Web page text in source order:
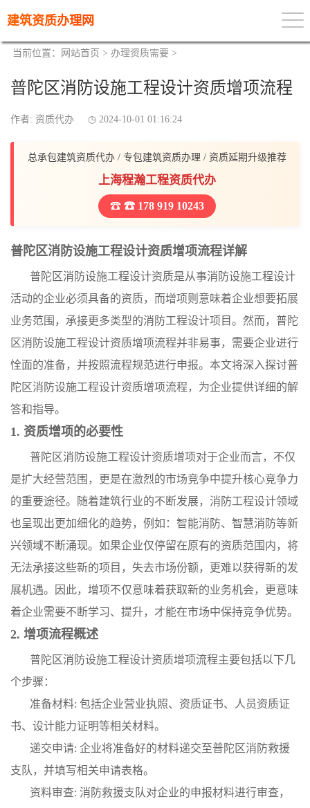
建筑资质办理网
当前位置： 网站首页 > 办理资质需要 >
普陀区消防设施工程设计资质增项流程
作者: 资质代办 2024-10-01 01:16:24
总承包建筑资质代办 / 专包建筑资质办理 / 资质延期升级推荐
上海程瀚工程资质代办
☎ 178 919 10243
普陀区消防设施工程设计资质增项流程详解
普陀区消防设施工程设计资质是从事消防设施工程设计
活动的企业必须具备的资质，而增项则意味着企业想要拓展
业务范围，承接更多类型的消防工程设计项目。然而，普陀
区消防设施工程设计资质增项流程并非易事，需要企业进行
恮面的准备，并按照流程规范进行申报。本文将深入探讨普
陀区消防设施工程设计资质增项流程，为企业提供详细的解
答和指导。
1. 资质增项的必要性
普陀区消防设施工程设计资质增项对于企业而言，不仅
是扩大经营范围，更是在激烈的市场竞争中提升核心竞争力
的重要途径。随着建筑行业的不断发展，消防工程设计领域
也呈现出更加细化的趋势，例如：智能消防、智慧消防等新
兴领域不断涌现。如果企业仅停留在原有的资质范围内，将
无法承接这些新的项目，失去市场份额，更难以获得新的发
展机遇。因此，增项不仅意味着获取新的业务机会，更意味
着企业需要不断学习、提升，才能在市场中保持竞争优势。
2. 增项流程概述
普陀区消防设施工程设计资质增项流程主要包括以下几
个步骤：
准备材料: 包括企业营业执照、资质证书、人员资质证
书、设计能力证明等相关材料。
递交申请: 企业将准备好的材料递交至普陀区消防救援
支队，并填写相关申请表格。
资料审查: 消防救援支队对企业的申报材料进行审查，